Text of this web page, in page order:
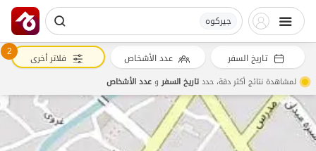
جیرکوه
تاريخ السفر عدد الأشخاص 2 فلاتر أخرى
لمشاهدة نتائج أكثر دقة، حددتاريخ السفروعدد الأشخاص